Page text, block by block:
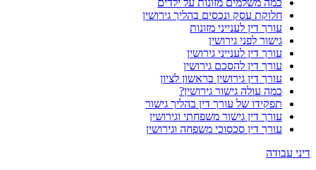
כמה משלמים מזונות על ילדים
חלוקת עסק ונכסים בהליך גירושין
עורך דין לענייני מזונות
גישור לפני גירושין
עורך דין לענייני גירושין
עורך דין להסכם גירושין
עורך דין גירושין בראשון לציון
כמה עולה גישור גירושין?
תפקידו של עורך דין בהליך גישור
עורך דין גישור משפחתי וגירושין
עורך דין סכסוכי משפחה וגירושין
דיני עבודה